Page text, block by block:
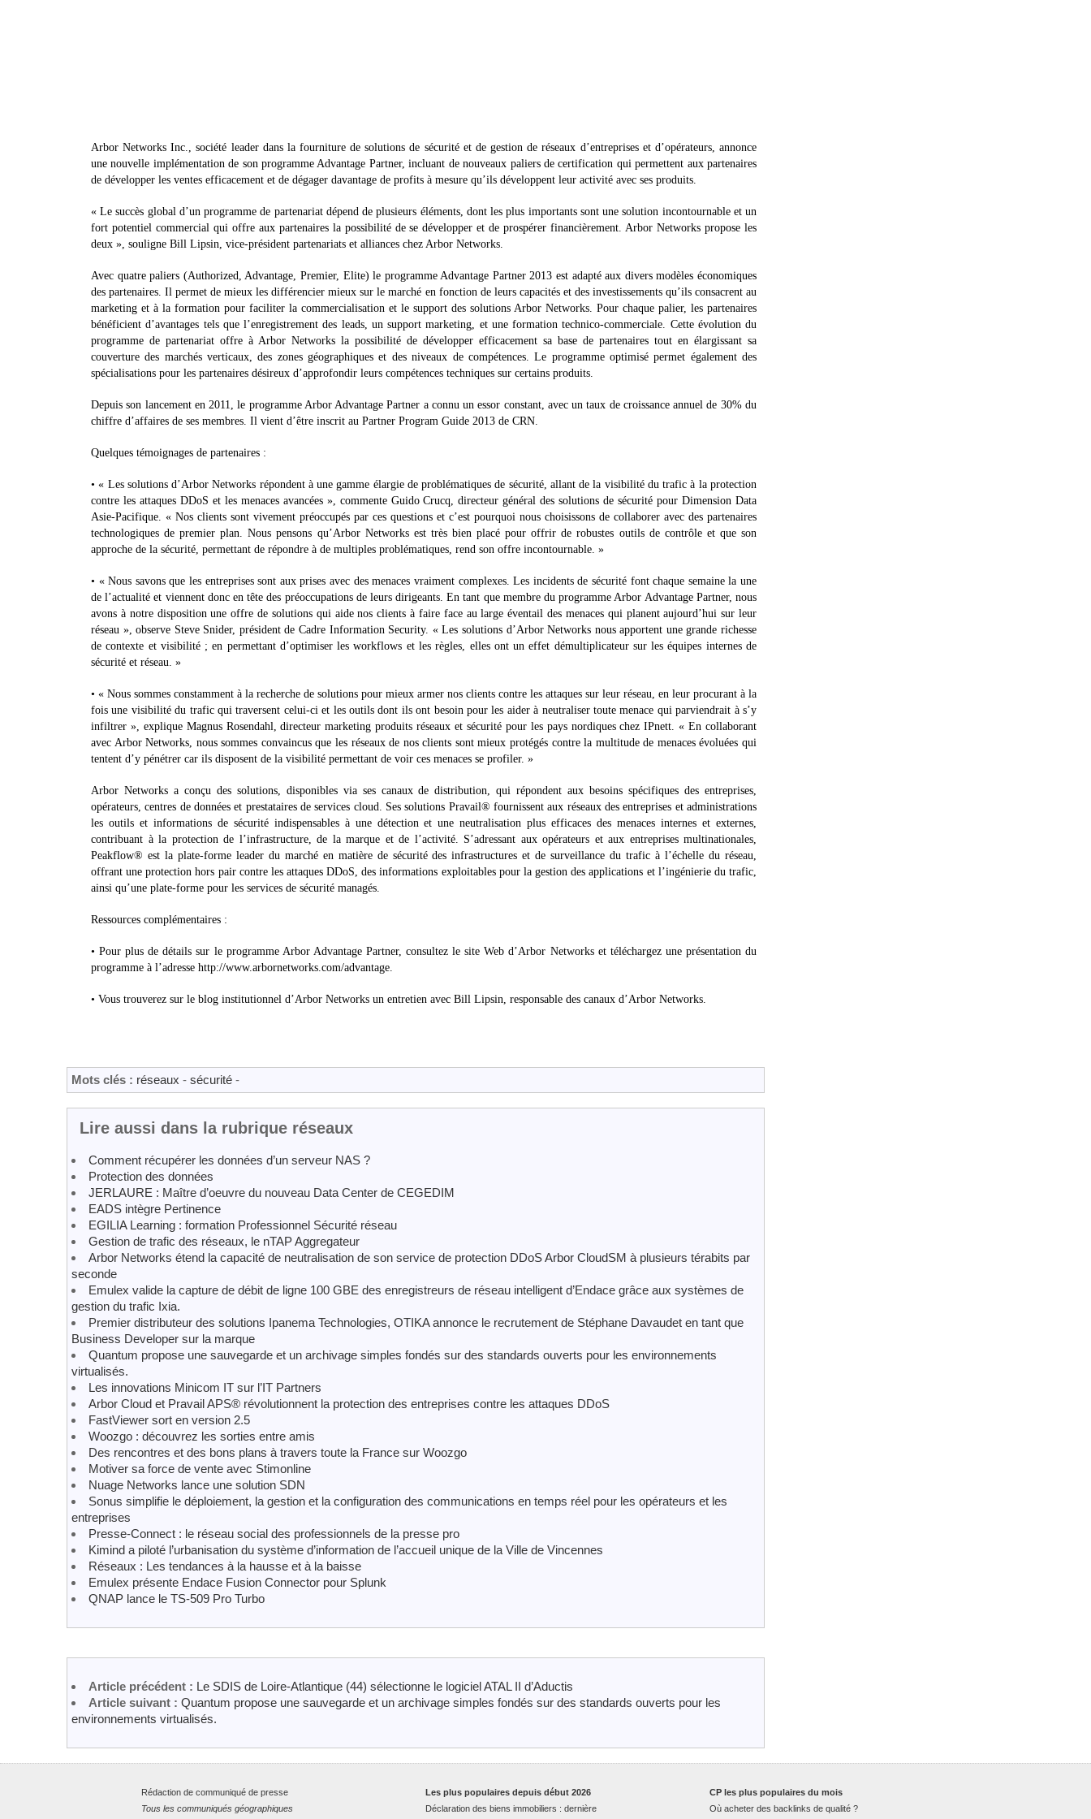
Arbor Networks Inc., société leader dans la fourniture de solutions de sécurité et de gestion de réseaux d’entreprises et d’opérateurs, annonce
une nouvelle implémentation de son programme Advantage Partner, incluant de nouveaux paliers de certification qui permettent aux partenaires
de développer les ventes efficacement et de dégager davantage de profits à mesure qu’ils développent leur activité avec ses produits.
« Le succès global d’un programme de partenariat dépend de plusieurs éléments, dont les plus importants sont une solution incontournable et un
fort potentiel commercial qui offre aux partenaires la possibilité de se développer et de prospérer financièrement. Arbor Networks propose les
deux », souligne Bill Lipsin, vice-président partenariats et alliances chez Arbor Networks.
Avec quatre paliers (Authorized, Advantage, Premier, Elite) le programme Advantage Partner 2013 est adapté aux divers modèles économiques
des partenaires. Il permet de mieux les différencier mieux sur le marché en fonction de leurs capacités et des investissements qu’ils consacrent au
marketing et à la formation pour faciliter la commercialisation et le support des solutions Arbor Networks. Pour chaque palier, les partenaires
bénéficient d’avantages tels que l’enregistrement des leads, un support marketing, et une formation technico-commerciale. Cette évolution du
programme de partenariat offre à Arbor Networks la possibilité de développer efficacement sa base de partenaires tout en élargissant sa
couverture des marchés verticaux, des zones géographiques et des niveaux de compétences. Le programme optimisé permet également des
spécialisations pour les partenaires désireux d’approfondir leurs compétences techniques sur certains produits.
Depuis son lancement en 2011, le programme Arbor Advantage Partner a connu un essor constant, avec un taux de croissance annuel de 30% du
chiffre d’affaires de ses membres. Il vient d’être inscrit au Partner Program Guide 2013 de CRN.
Quelques témoignages de partenaires :
• « Les solutions d’Arbor Networks répondent à une gamme élargie de problématiques de sécurité, allant de la visibilité du trafic à la protection
contre les attaques DDoS et les menaces avancées », commente Guido Crucq, directeur général des solutions de sécurité pour Dimension Data
Asie-Pacifique. « Nos clients sont vivement préoccupés par ces questions et c’est pourquoi nous choisissons de collaborer avec des partenaires
technologiques de premier plan. Nous pensons qu’Arbor Networks est très bien placé pour offrir de robustes outils de contrôle et que son
approche de la sécurité, permettant de répondre à de multiples problématiques, rend son offre incontournable. »
• « Nous savons que les entreprises sont aux prises avec des menaces vraiment complexes. Les incidents de sécurité font chaque semaine la une
de l’actualité et viennent donc en tête des préoccupations de leurs dirigeants. En tant que membre du programme Arbor Advantage Partner, nous
avons à notre disposition une offre de solutions qui aide nos clients à faire face au large éventail des menaces qui planent aujourd’hui sur leur
réseau », observe Steve Snider, président de Cadre Information Security. « Les solutions d’Arbor Networks nous apportent une grande richesse
de contexte et visibilité ; en permettant d’optimiser les workflows et les règles, elles ont un effet démultiplicateur sur les équipes internes de
sécurité et réseau. »
• « Nous sommes constamment à la recherche de solutions pour mieux armer nos clients contre les attaques sur leur réseau, en leur procurant à la
fois une visibilité du trafic qui traversent celui-ci et les outils dont ils ont besoin pour les aider à neutraliser toute menace qui parviendrait à s’y
infiltrer », explique Magnus Rosendahl, directeur marketing produits réseaux et sécurité pour les pays nordiques chez IPnett. « En collaborant
avec Arbor Networks, nous sommes convaincus que les réseaux de nos clients sont mieux protégés contre la multitude de menaces évoluées qui
tentent d’y pénétrer car ils disposent de la visibilité permettant de voir ces menaces se profiler. »
Arbor Networks a conçu des solutions, disponibles via ses canaux de distribution, qui répondent aux besoins spécifiques des entreprises,
opérateurs, centres de données et prestataires de services cloud. Ses solutions Pravail® fournissent aux réseaux des entreprises et administrations
les outils et informations de sécurité indispensables à une détection et une neutralisation plus efficaces des menaces internes et externes,
contribuant à la protection de l’infrastructure, de la marque et de l’activité. S’adressant aux opérateurs et aux entreprises multinationales,
Peakflow® est la plate-forme leader du marché en matière de sécurité des infrastructures et de surveillance du trafic à l’échelle du réseau,
offrant une protection hors pair contre les attaques DDoS, des informations exploitables pour la gestion des applications et l’ingénierie du trafic,
ainsi qu’une plate-forme pour les services de sécurité managés.
Ressources complémentaires :
• Pour plus de détails sur le programme Arbor Advantage Partner, consultez le site Web d’Arbor Networks et téléchargez une présentation du
programme à l’adresse http://www.arbornetworks.com/advantage.
• Vous trouverez sur le blog institutionnel d’Arbor Networks un entretien avec Bill Lipsin, responsable des canaux d’Arbor Networks.
Mots clés : réseaux - sécurité -
Lire aussi dans la rubrique réseaux
Comment récupérer les données d’un serveur NAS ?
Protection des données
JERLAURE : Maître d’oeuvre du nouveau Data Center de CEGEDIM
EADS intègre Pertinence
EGILIA Learning : formation Professionnel Sécurité réseau
Gestion de trafic des réseaux, le nTAP Aggregateur
Arbor Networks étend la capacité de neutralisation de son service de protection DDoS Arbor CloudSM à plusieurs térabits par
seconde
Emulex valide la capture de débit de ligne 100 GBE des enregistreurs de réseau intelligent d’Endace grâce aux systèmes de
gestion du trafic Ixia.
Premier distributeur des solutions Ipanema Technologies, OTIKA annonce le recrutement de Stéphane Davaudet en tant que
Business Developer sur la marque
Quantum propose une sauvegarde et un archivage simples fondés sur des standards ouverts pour les environnements
virtualisés.
Les innovations Minicom IT sur l’IT Partners
Arbor Cloud et Pravail APS® révolutionnent la protection des entreprises contre les attaques DDoS
FastViewer sort en version 2.5
Woozgo : découvrez les sorties entre amis
Des rencontres et des bons plans à travers toute la France sur Woozgo
Motiver sa force de vente avec Stimonline
Nuage Networks lance une solution SDN
Sonus simplifie le déploiement, la gestion et la configuration des communications en temps réel pour les opérateurs et les
entreprises
Presse-Connect : le réseau social des professionnels de la presse pro
Kimind a piloté l’urbanisation du système d’information de l’accueil unique de la Ville de Vincennes
Réseaux : Les tendances à la hausse et à la baisse
Emulex présente Endace Fusion Connector pour Splunk
QNAP lance le TS-509 Pro Turbo
Article précédent : Le SDIS de Loire-Atlantique (44) sélectionne le logiciel ATAL II d’Aductis
Article suivant : Quantum propose une sauvegarde et un archivage simples fondés sur des standards ouverts pour les
environnements virtualisés.
Rédaction de communiqué de presse
Tous les communiqués géographiques
CP les plus populaires du mois
Où acheter des backlinks de qualité ?
Les plus populaires depuis début 2026
Déclaration des biens immobiliers : dernière